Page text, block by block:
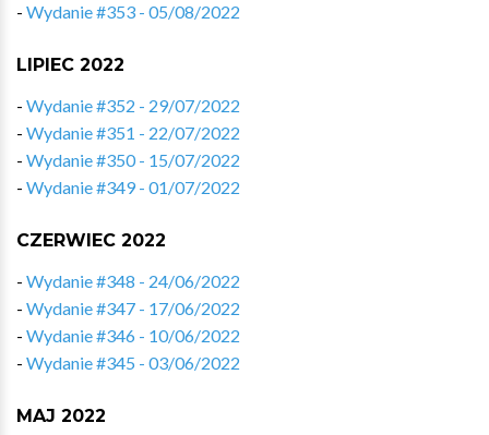
- Wydanie #353 - 05/08/2022
LIPIEC 2022
- Wydanie #352 - 29/07/2022
- Wydanie #351 - 22/07/2022
- Wydanie #350 - 15/07/2022
- Wydanie #349 - 01/07/2022
CZERWIEC 2022
- Wydanie #348 - 24/06/2022
- Wydanie #347 - 17/06/2022
- Wydanie #346 - 10/06/2022
- Wydanie #345 - 03/06/2022
MAJ 2022